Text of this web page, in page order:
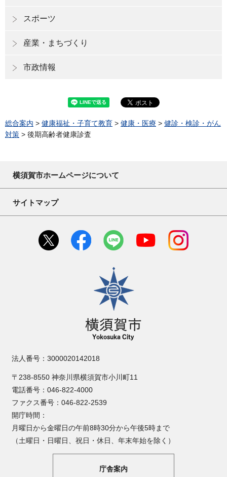
スポーツ
産業・まちづくり
市政情報
総合案内 > 健康福祉・子育て教育 > 健康・医療 > 健診・検診・がん
対策 > 後期高齢者健康診査
横須賀市ホームページについて
サイトマップ
横須賀市
法人番号：3000020142018
〒238-8550 神奈川県横須賀市小川町11
電話番号：046-822-4000
ファクス番号：046-822-2539
開庁時間：
月曜日から金曜日の午前8時30分から午後5時まで
（土曜日・日曜日、祝日・休日、年末年始を除く）
庁舎案内